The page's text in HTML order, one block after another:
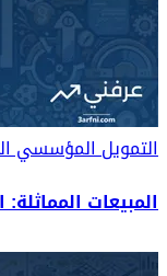
التمويل المؤسسي
المبيعات